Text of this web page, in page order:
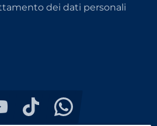
dei dati personali